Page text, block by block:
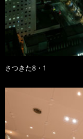
さつきた8・1